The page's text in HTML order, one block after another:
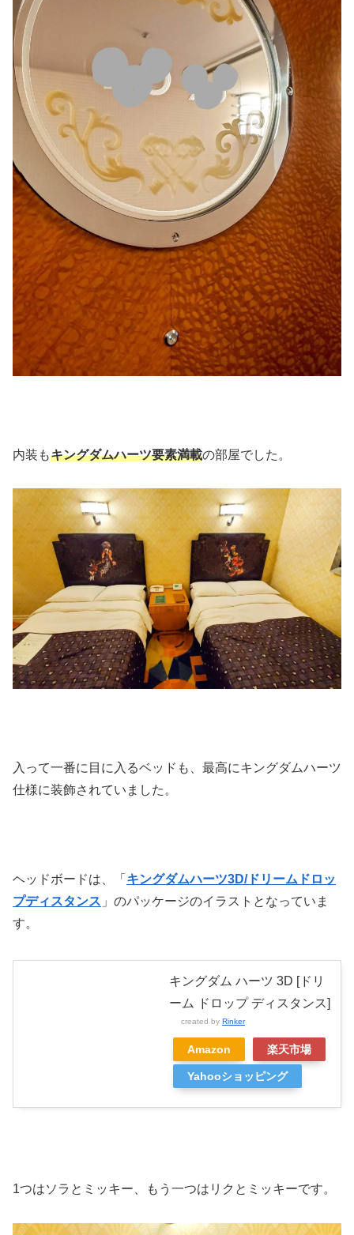
内装もキングダムハーツ要素満載の部屋でした。
入って一番に目に入るベッドも、最高にキングダムハーツ
仕様に装飾されていました。
ヘッドボードは、「 キングダムハーツ3D/ドリームドロッ
プディスタンス 」のパッケージのイラストとなっていま
す。
キングダム ハーツ 3D [ドリ
ーム ドロップ ディスタンス]
created by Rinker
Amazon 楽天市場
Yahooショッピング
1つはソラとミッキー、もう一つはリクとミッキーです。